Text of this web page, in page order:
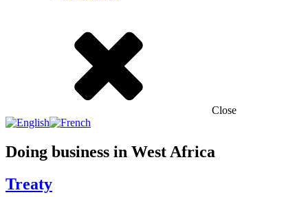
Close
Doing business in West Africa
Treaty